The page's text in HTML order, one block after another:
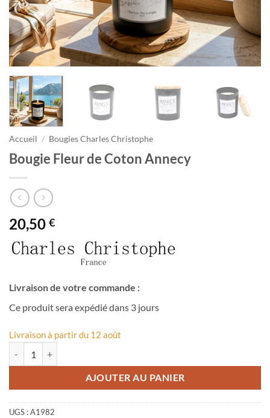
Accueil / Bougies Charles Christophe
Bougie Fleur de Coton Annecy
20,50 €
Livraison de votre commande :
Ce produit sera expédié dans 3 jours
Livraison à partir du 12 août
AJOUTER AU PANIER
UGS :A1982